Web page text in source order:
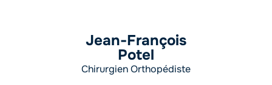
Jean-François
Potel
Chirurgien Orthopédiste